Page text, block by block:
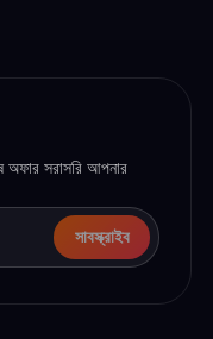
অফার সরাসরি আপনার
সাবস্ক্রাইব